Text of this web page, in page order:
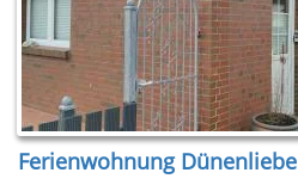
Ferienwohnung Dünenliebe